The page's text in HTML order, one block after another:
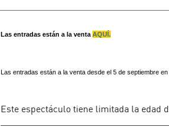
Las entradas están a la venta AQUÍ.
Las entradas están a la venta desde el 5 de septiembre
Este espectáculo tiene limitada la edad